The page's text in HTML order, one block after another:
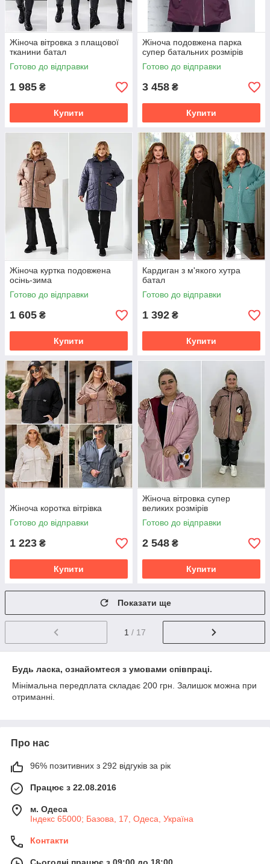
Жіноча вітровка з плащової
тканини батал
Готово до відправки
1 985 ₴
Купити
Жіноча подовжена парка
супер батальних розмірів
Готово до відправки
3 458 ₴
Купити
Жіноча куртка подовжена
осінь-зима
Готово до відправки
1 605 ₴
Купити
Кардиган з м'якого хутра
батал
Готово до відправки
1 392 ₴
Купити
Жіноча коротка вітрівка
Готово до відправки
1 223 ₴
Купити
Жіноча вітровка супер
великих розмірів
Готово до відправки
2 548 ₴
Купити
Показати ще
1 / 17
Будь ласка, ознайомтеся з умовами співпраці.
Мінімальна передплата складає 200 грн. Залишок можна при
отриманні.
Про нас
96% позитивних з 292 відгуків за рік
Працює з 22.08.2016
м. Одеса
Індекс 65000; Базова, 17, Одеса, Україна
Контакти